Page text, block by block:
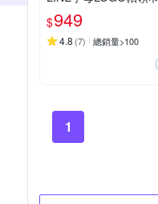
$949
4.8 (7) 總銷量>100
1